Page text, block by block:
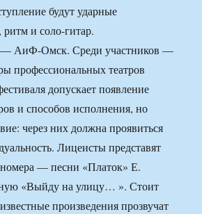
будут ударные
и соло-гитар.
— АиФ-Омск. Среди участников —
профессиональных театров
допускает появление
и способов исполнения, но
через них должна проявиться
Лицеисты представят
— песни «Платок» Е.
«Выйду на улицу… ». Стоит
произведения прозвучат